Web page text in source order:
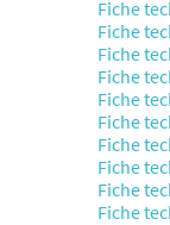
Fiche
Fiche
Fiche
Fiche
Fiche
Fiche
Fiche
Fiche
Fiche
Fiche